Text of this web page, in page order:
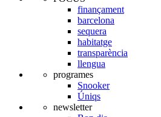
finançament
barcelona
sequera
habitatge
transparència
llengua
programes
Snooker
Úniqs
newsletter